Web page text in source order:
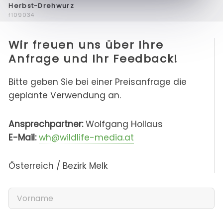
Herbst-Drehwurz
f109034
Wir freuen uns über Ihre
Anfrage und Ihr Feedback!
Bitte geben Sie bei einer Preisanfrage die
geplante Verwendung an.
Ansprechpartner:Wolfgang Hollaus
E-Mail: wh@wildlife-media.at
Österreich / Bezirk Melk